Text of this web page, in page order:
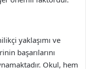
yaklaşımı ve
başarılarını
Okul, hem